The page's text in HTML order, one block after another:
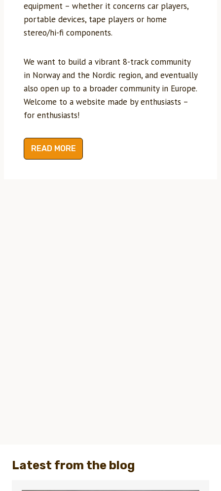
equipment – whether it concerns car players,
portable devices, tape players or home
stereo/hi-fi components.
We want to build a vibrant 8-track community
in Norway and the Nordic region, and eventually
also open up to a broader community in Europe.
Welcome to a website made by enthusiasts –
for enthusiasts!
READ MORE
Latest from the blog